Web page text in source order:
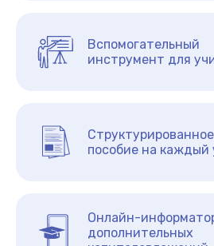
Вспомогательный
инструмент для
Структурированное
пособие на каждый
Онлайн-
дополнительных